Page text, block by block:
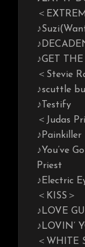
＜
♪GET
＜Stevie
♪scuttle
♪Testify
＜Judas
♪Painkiller
♪You’ve
Priest
♪Electric
＜KISS＞
♪LOVE
♪LOVIN’
＜WHITE